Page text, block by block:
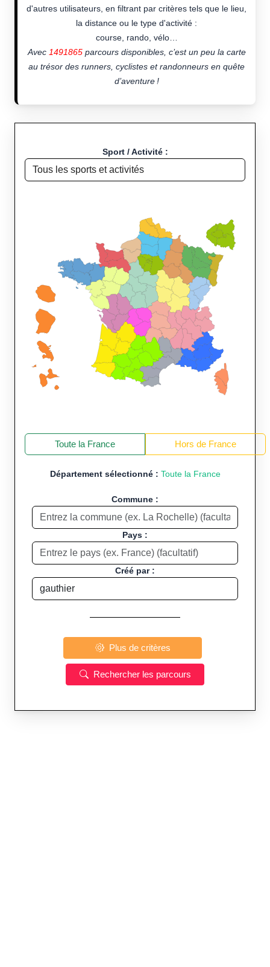
d'autres utilisateurs, en filtrant par critères tels que le lieu,
la distance ou le type d'activité :
course, rando, vélo…
Avec 1491865parcours disponibles, c’est un peu la carte
au trésor des runners, cyclistes et randonneurs en quête
d’aventure !
Sport / Activité :
Toute la France Hors de France
Département sélectionné : Toute la France
Commune :
Pays :
Créé par :
Plus de critères
Rechercher les parcours